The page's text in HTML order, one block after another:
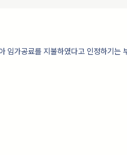
임가공료를 지불하였다고 인정하기는